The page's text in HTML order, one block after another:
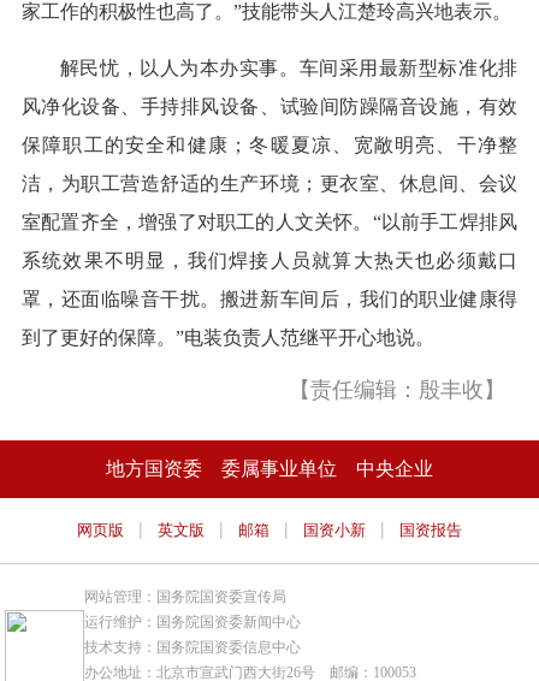
家工作的积极性也高了。”技能带头人江楚玲高兴地表示。
解民忧，以人为本办实事。车间采用最新型标准化排
风净化设备、手持排风设备、试验间防躁隔音设施，有效
保障职工的安全和健康；冬暖夏凉、宽敞明亮、干净整
洁，为职工营造舒适的生产环境；更衣室、休息间、会议
室配置齐全，增强了对职工的人文关怀。“以前手工焊排风
系统效果不明显，我们焊接人员就算大热天也必须戴口
罩，还面临噪音干扰。搬进新车间后，我们的职业健康得
到了更好的保障。”电装负责人范继平开心地说。
【责任编辑：殷丰收】
地方国资委 委属事业单位 中央企业
网页版 | 英文版 | 邮箱 | 国资小新 | 国资报告
网站管理：国务院国资委宣传局
运行维护：国务院国资委新闻中心
技术支持：国务院国资委信息中心
办公地址：北京市宣武门西大街26号 邮编：100053